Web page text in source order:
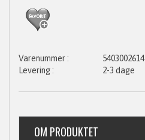
5403002614
2-3 dage
OM PRODUKTET